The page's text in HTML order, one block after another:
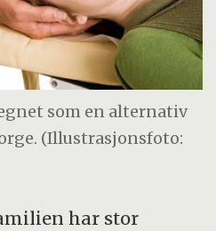
som en alternativ
(Illustrasjonsfoto:
har stor